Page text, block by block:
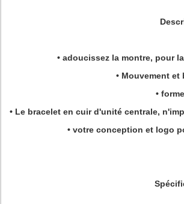
• adoucissez la montre, pour
• Mouvement
•
• Le bracelet en cuir d'unité centrale,
• votre conception et logo